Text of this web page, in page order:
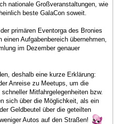
nationale Großveranstaltungen, wie
beste GalaCon soweit.
primären Eventorga des Bronies
Aufgabenbereich übernehmen,
im Dezember genauer
deshalb eine kurze Erklärung:
Anreise zu Meetups, um die
Mitfahrgelegenheiten bzw.
sich über die Möglichkeit, als ein
Geldbeutel über die geteilten
Autos auf den Straßen!